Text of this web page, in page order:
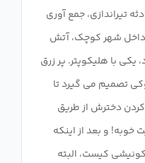
تیراندازی، جمع آوری
داخل شهر کوچک، آتش
یکی با هلیکوپتر. پر زرق
تصمیم می گیرد تا
کردن دخترش از طریق
و بعد از اینکه
کیست، البته